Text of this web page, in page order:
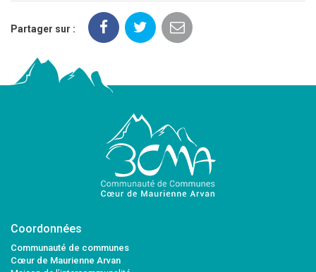
Partager sur :
Coordonnées
Communauté de communes
Cœur de Maurienne Arvan